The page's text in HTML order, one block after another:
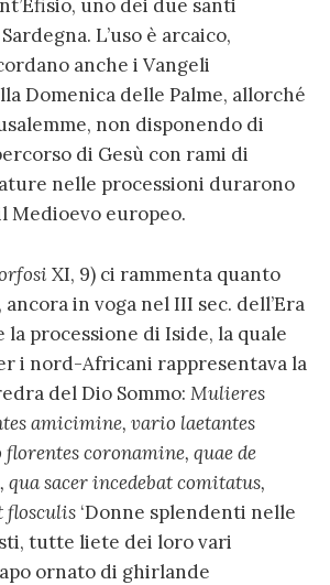
uno dei due santi
L’uso è arcaico,
anche i Vangeli
Domenica delle Palme, allorché
non disponendo di
di Gesù con rami di
nelle processioni durarono
Medioevo europeo.
XI, 9) ci rammenta quanto
ancora in voga nel III sec. dell’Era
processione di Iside, la quale
i nord-Africani rappresentava la
del Dio Sommo: Mulieres
amicimine, vario laetantes
coronamine, quae de
sacer incedebat comitatus,
flosculis ‘Donne splendenti nelle
tutte liete dei loro vari
ornato di ghirlande